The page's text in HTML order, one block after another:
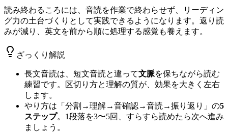
読み終わるころには、音読を作業で終わらせず、リーディン
グ力の土台づくりとして実践できるようになります。返り読
みが減り、英文を前から順に処理する感覚も養えます。
ざっくり解説
長文音読は、短文音読と違って文脈を保ちながら読む
練習です。区切り方と理解の質が、効果を大きく左右
します。
やり方は「分割→理解→音確認→音読→振り返り」の5
ステップ。1段落を3〜5回、すらすら読めたら次へ進み
ましょう。